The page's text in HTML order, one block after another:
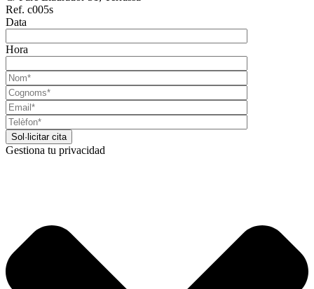
Ref. c005s
Data
Hora
Gestiona tu privacidad